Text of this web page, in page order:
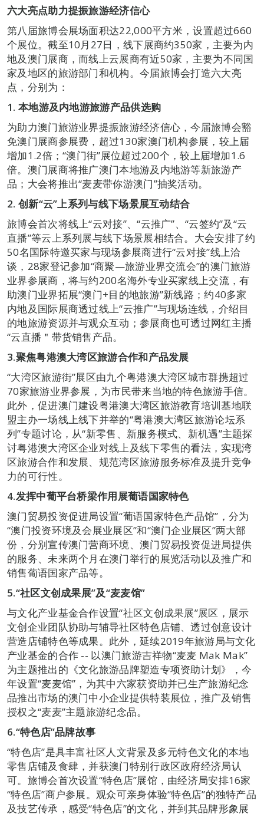
六大亮点助力提振旅游经济信心
第八届旅博会展场面积达22,000平方米，设置超过660
个展位。截至10月27日，线下展商约350家，主要为内
地及澳门展商，而线上云展商有近50家，主要为不同国
家及地区的旅游部门和机构。今届旅博会打造六大亮
点，分别为：
1. 本地游及内地游旅游产品供选购
为助力澳门旅游业界提振旅游经济信心，今届旅博会豁
免澳门展商参展费，超过130家澳门机构参展，较上届
增加1.2倍；“澳门街”展位超过200个，较上届增加1.6
倍。澳门展商将推广澳门本地游及内地游等新旅游产
品；大会将推出“麦麦带你游澳门”抽奖活动。
2. 创新“云”上系列与线下场景展互动结合
旅博会首次将线上“云对接”、“云推广”、“云签约”及“云
直播”等云上系列展与线下场景展相结合。大会安排了约
50名国际特邀买家与现场参展商进行“云对接”线上洽
谈，28家登记参加“商聚—旅游业界交流会”的澳门旅游
业界参展商，将与约200名海外专业买家线上交流，有
助澳门业界拓展“澳门+目的地旅游”新线路；约40多家
内地及国际展商透过线上“云推广”与现场连线，介绍目
的地旅游资源并与观众互动；参展商也可透过网红主播
“云直播＂带货销售产品。
3.聚焦粤港澳大湾区旅游合作和产品发展
“大湾区旅游街”展区由九个粤港澳大湾区城市群携超过
70家旅游业界参展，为市民带来当地的特色旅游手信。
此外，促进澳门建设粤港澳大湾区旅游教育培训基地联
盟主办一场线上线下并举的“粤港澳大湾区旅游论坛系
列”专题讨论，从“新零售、新服务模式、新机遇”主题探
讨粤港澳大湾区企业对线上及线下零售的看法，实现湾
区旅游合作和发展、规范湾区旅游服务标准及提升竞争
力的可行性。
4.发挥中葡平台桥梁作用展葡语国家特色
澳门贸易投资促进局设置“葡语国家特色产品馆”，分为
“澳门投资环境及会展业展区”和“澳门企业展区”两大部
份，分别宣传澳门营商环境、澳门贸易投资促进局提供
的服务、未来两个月在澳门举行的展览活动以及推广和
销售葡语国家产品等。
5.“社区文创成果展”及“麦麦馆”
与文化产业基金合作设置“社区文创成果展”展区，展示
文创企业团队协助与辅导社区特色店铺、透过创意设计
营造店铺特色等成果。此外，延续2019年旅游局与文化
产业基金的合作 -- 以澳门旅游吉祥物“麦麦 Mak Mak”
为主题推出的《文化旅游品牌塑造专项资助计划》，今
年设置“麦麦馆”，为其中六家获资助并已生产旅游纪念
品推出市场的澳门中小企业提供特装展位，推广及销售
授权之“麦麦”主题旅游纪念品。
6.“特色店”品牌故事
“特色店”是具丰富社区人文背景及多元特色文化的本地
零售店铺及食肆，并获澳门特别行政区政府经济局认
可。旅博会首次设置“特色店”展馆，由经济局安排16家
“特色店”商户参展。观众可亲身体验“特色店”的独特产品
及技艺传承，感受“特色店”的文化，并到其品牌形象展